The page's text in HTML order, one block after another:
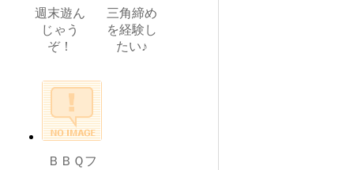
週末遊ん
じゃう
ぞ！
三角締め
を経験し
たい♪
ＢＢＱフ